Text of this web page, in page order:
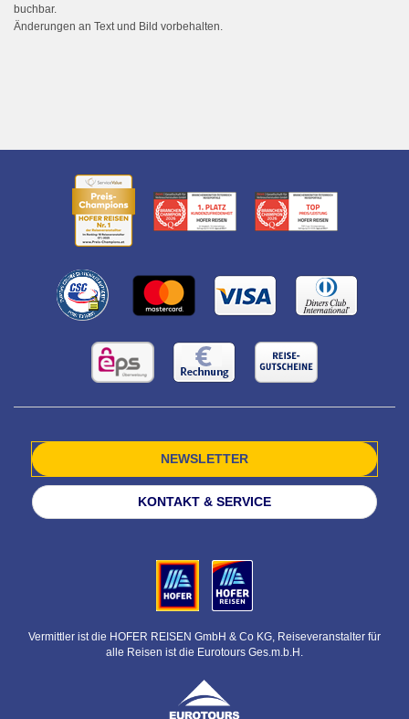
buchbar.
Änderungen an Text und Bild vorbehalten.
NEWSLETTER
KONTAKT & SERVICE
Vermittler ist die HOFER REISEN GmbH & Co KG, Reiseveranstalter für
alle Reisen ist die Eurotours Ges.m.b.H.